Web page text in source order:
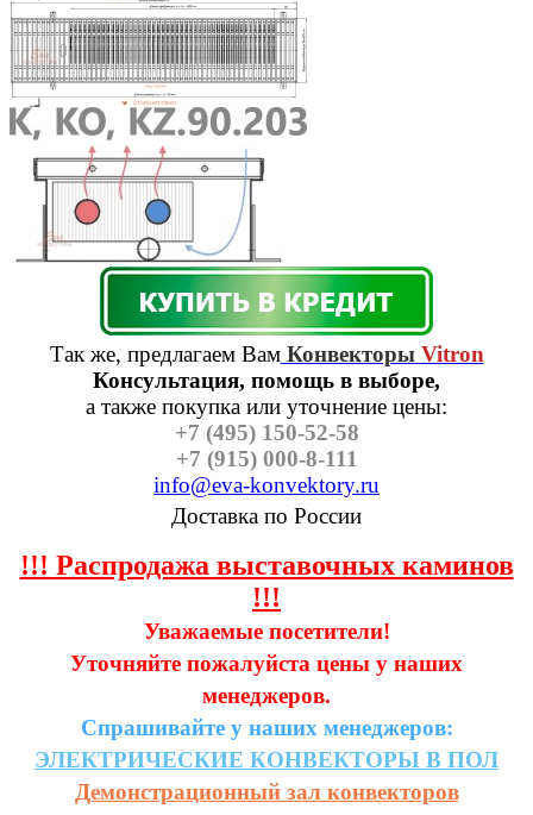
Так же, предлагаем ВамКонвекторы Vitron
Консультация, помощь в выборе,
а также покупка или уточнение цены:
+7 (495) 150-52-58
+7 (915) 000-8-111
info@eva-konvektory.ru
Доставка по России
!!! Распродажа выставочных каминов
!!!
Уважаемые посетители!
Уточняйте пожалуйста цены у наших
менеджеров.
Спрашивайте у наших менеджеров:
ЭЛЕКТРИЧЕСКИЕ КОНВЕКТОРЫ В ПОЛ
Демонстрационный зал конвекторов